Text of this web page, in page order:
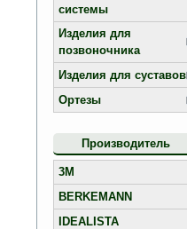
системы
Изделия для
позвоночника
Изделия для суставов
Ортезы
Производитель
3M
BERKEMANN
IDEALISTA